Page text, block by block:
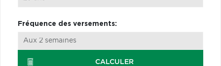
Fréquence des versements:
CALCULER